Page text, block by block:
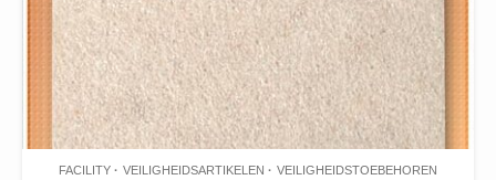
FACILITY VEILIGHEIDSARTIKELEN VEILIGHEIDSTOEBEHOREN